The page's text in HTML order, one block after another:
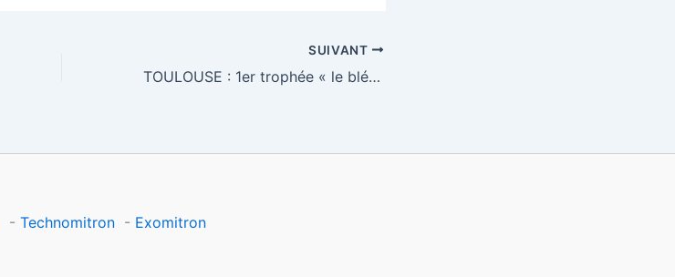
SUIVANT
TOULOUSE : 1er trophée « le blé en herbe »
- Technomitron - Exomitron